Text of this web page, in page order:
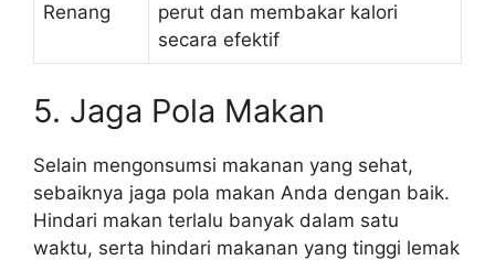
Renang
perut dan membakar kalori
secara efektif
5. Jaga Pola Makan
Selain mengonsumsi makanan yang sehat,
sebaiknya jaga pola makan Anda dengan baik.
Hindari makan terlalu banyak dalam satu
waktu, serta hindari makanan yang tinggi lemak